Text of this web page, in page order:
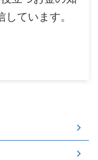
ています。